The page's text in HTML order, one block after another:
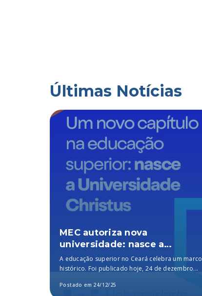
Últimas Notícias
MEC autoriza nova
universidade: nasce a
Universidade Christus, a
melhor particular do Brasil,
A educação superior no Ceará celebra um marco
histórico. Foi publicado hoje, 24 de dezembro...
Postado em 24/12/25